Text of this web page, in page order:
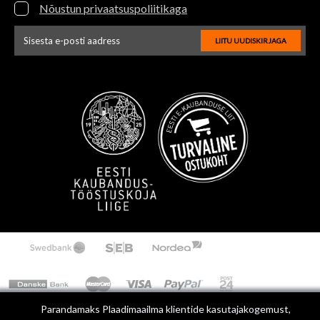
Parandamaks Plaadimaailma klientide kasutajakogemust,
Nõustun privaatsuspoliitikaga
LIITU UUDISKIRJAGA